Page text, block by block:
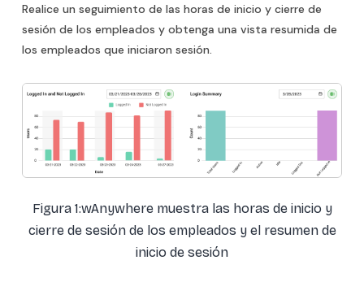
Realice un seguimiento de las horas de inicio y cierre de
sesión de los empleados y obtenga una vista resumida de
los empleados que iniciaron sesión.
Figura 1:wAnywhere muestra las horas de inicio y
cierre de sesión de los empleados y el resumen de
inicio de sesión